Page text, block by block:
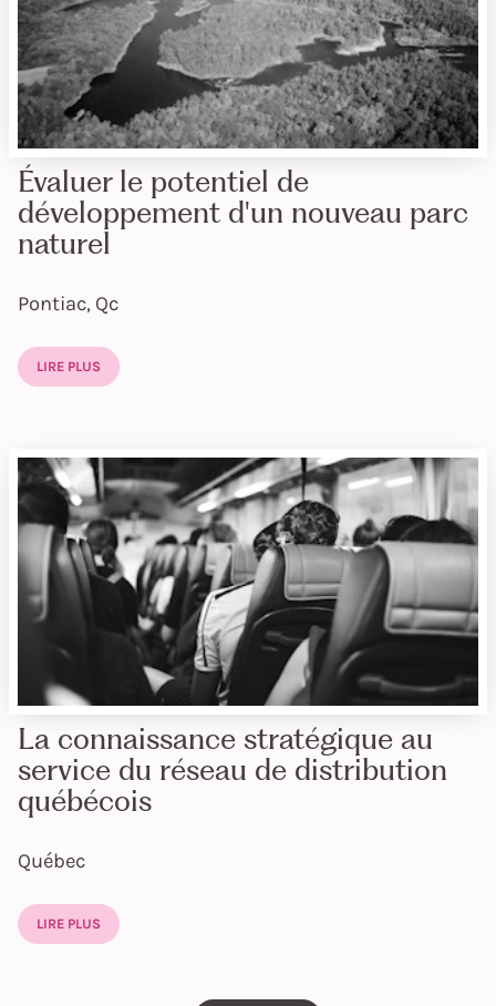
Évaluer le potentiel de
développement d'un nouveau parc
naturel
Pontiac, Qc
LIRE PLUS
La connaissance stratégique au
service du réseau de distribution
québécois
Québec
LIRE PLUS